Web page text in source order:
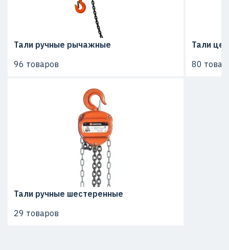
Тали
80
Тали ручные рычажные
96 товаров
Тали ручные шестеренные
29 товаров